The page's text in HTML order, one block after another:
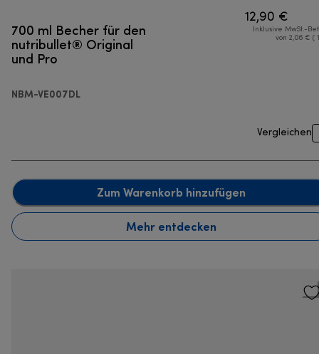
700 ml Becher für den
nutribullet® Original
und Pro
NBM-VE007DL
12,90 €
Inklusive MwSt.-
von 2,06 € (
Vergleichen
Zum Warenkorb hinzufügen
Mehr entdecken